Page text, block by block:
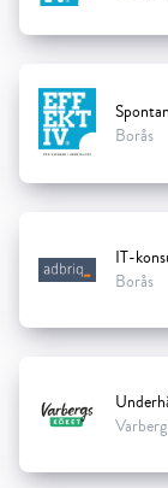
Borås
Borås
Varberg